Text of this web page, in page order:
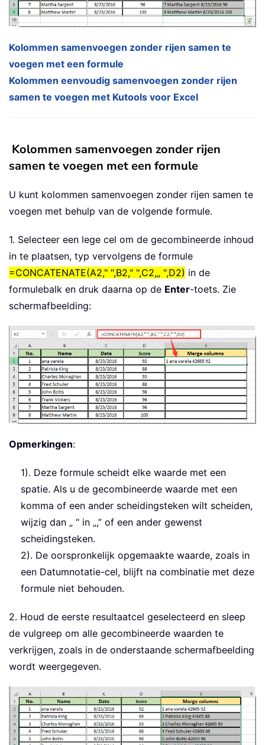
Kolommen samenvoegen zonder rijen samen te
voegen met een formule
Kolommen eenvoudig samenvoegen zonder rijen
samen te voegen met Kutools voor Excel
Kolommen samenvoegen zonder rijen
samen te voegen met een formule
U kunt kolommen samenvoegen zonder rijen samen te
voegen met behulp van de volgende formule.
1. Selecteer een lege cel om de gecombineerde inhoud
in te plaatsen, typ vervolgens de formule
=CONCATENATE(A2," ",B2," ",C2,„ ",D2) in de
formulebalk en druk daarna op de Enter-toets. Zie
schermafbeelding:
Opmerkingen:
1). Deze formule scheidt elke waarde met een
spatie. Als u de gecombineerde waarde met een
komma of een ander scheidingsteken wilt scheiden,
wijzig dan „ “ in „,” of een ander gewenst
scheidingsteken.
2). De oorspronkelijk opgemaakte waarde, zoals in
een Datumnotatie-cel, blijft na combinatie met deze
formule niet behouden.
2. Houd de eerste resultaatcel geselecteerd en sleep
de vulgreep om alle gecombineerde waarden te
verkrijgen, zoals in de onderstaande schermafbeelding
wordt weergegeven.